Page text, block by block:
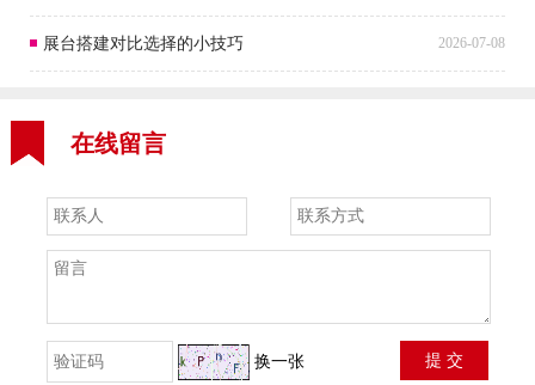
展台搭建对比选择的小技巧 2026-07-08
在线留言
换一张